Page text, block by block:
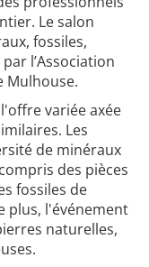
Le salon
fossiles,
l’Association
Mulhouse.
variée axée
Les
de minéraux
des pièces
fossiles de
plus, l'événement
naturelles,